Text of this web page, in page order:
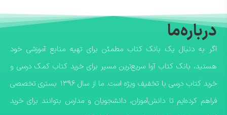
درباره‌ما
اگر به دنبال یک بانک کتاب مطمئن برای تهیه منابع آموزشی خود
هستید، بانک کتاب آوا سریع‌ترین مسیر برای خرید کتاب کمک درسی و
خرید کتاب درسی با تخفیف ویژه است. ما از سال ۱۳۹۶ بستری تخصصی
فراهم کرده‌ایم تا دانش‌آموزان، دانشجویان و مدارس بتوانند برای خرید